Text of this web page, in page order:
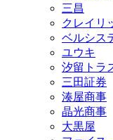
三昌
クレイリ
ベルシス
ユウキ
汐留トラ
三田証券
湊屋商事
晶光商事
大黒屋